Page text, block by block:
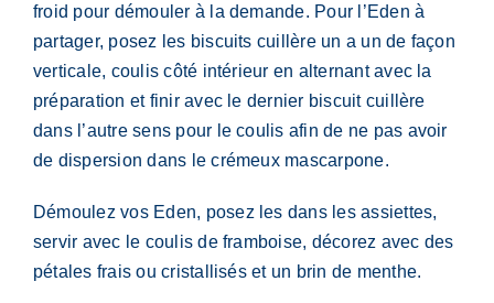
froid pour démouler à la demande. Pour l’Eden à
partager, posez les biscuits cuillère un a un de façon
verticale, coulis côté intérieur en alternant avec la
préparation et finir avec le dernier biscuit cuillère
dans l’autre sens pour le coulis afin de ne pas avoir
de dispersion dans le crémeux mascarpone.
Démoulez vos Eden, posez les dans les assiettes,
servir avec le coulis de framboise, décorez avec des
pétales frais ou cristallisés et un brin de menthe.